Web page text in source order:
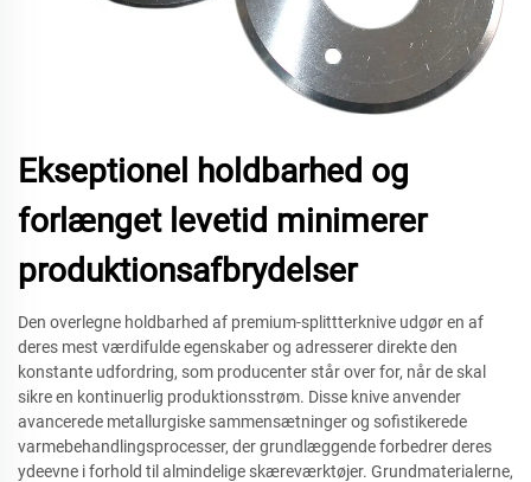
Ekseptionel holdbarhed og
forlænget levetid minimerer
produktionsafbrydelser
Den overlegne holdbarhed af premium-splittterknive udgør en af
deres mest værdifulde egenskaber og adresserer direkte den
konstante udfordring, som producenter står over for, når de skal
sikre en kontinuerlig produktionsstrøm. Disse knive anvender
avancerede metallurgiske sammensætninger og sofistikerede
varmebehandlingsprocesser, der grundlæggende forbedrer deres
ydeevne i forhold til almindelige skæreværktøjer. Grundmaterialerne,